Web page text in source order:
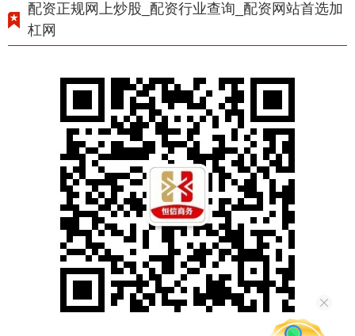
配资正规网上炒股_配资行业查询_配资网站首选加
杠网